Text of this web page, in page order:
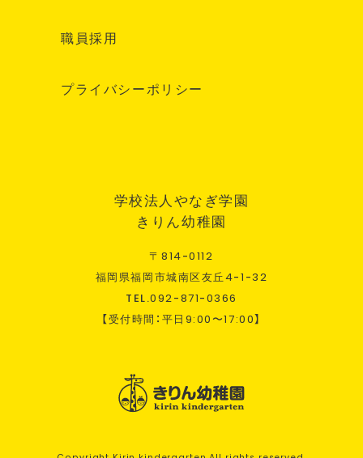
職員採用
プライバシーポリシー
学校法人やなぎ学園
きりん幼稚園
〒814-0112
福岡県福岡市城南区友丘4-1 -32
TEL.092-871-0366
【受付時間：平日 9:00〜17:00】